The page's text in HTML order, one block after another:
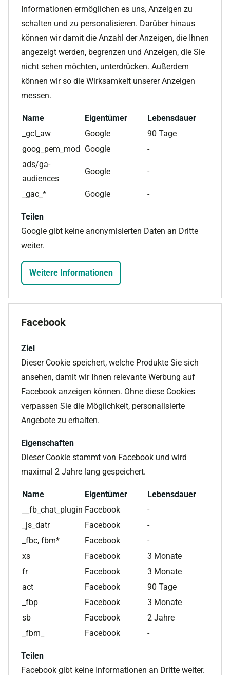
Informationen ermöglichen es uns, Anzeigen zu
schalten und zu personalisieren. Darüber hinaus
können wir damit die Anzahl der Anzeigen, die Ihnen
angezeigt werden, begrenzen und Anzeigen, die Sie
nicht sehen möchten, unterdrücken. Außerdem
können wir so die Wirksamkeit unserer Anzeigen
messen.
Name Eigentümer
Lebensdauer
_gcl_aw
Google
90 Tage
goog_pem_mod Google
-
ads/ga-
audiences
Google -
_gac_* Google -
Teilen
Google gibt keine anonymisierten Daten an Dritte
weiter.
Weitere Informationen
Facebook
Ziel
Dieser Cookie speichert, welche Produkte Sie sich
ansehen, damit wir Ihnen relevante Werbung auf
Facebook anzeigen können. Ohne diese Cookies
verpassen Sie die Möglichkeit, personalisierte
Angebote zu erhalten.
Eigenschaften
Dieser Cookie stammt von Facebook und wird
maximal 2 Jahre lang gespeichert.
Name Eigentümer
Lebensdauer
__fb_chat_plugin Facebook
-
_js_datr
Facebook
-
_fbc, fbm*
Facebook
-
xs
Facebook
3 Monate
fr
Facebook
3 Monate
act
Facebook
90 Tage
_fbp
Facebook
3 Monate
sb
Facebook
2 Jahre
_fbm_
Facebook -
Teilen
Facebook gibt keine Informationen an Dritte weiter.